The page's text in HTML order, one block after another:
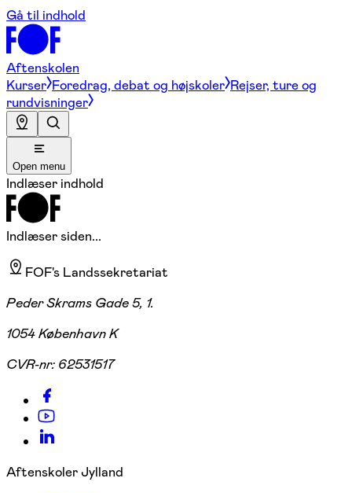
Gå til indhold
Aftenskolen
Kurser Foredrag, debat og højskoler Rejser, ture og
rundvisninger
Open menu
Indlæser indhold
Indlæser siden...
FOF's Landssekretariat
Peder Skrams Gade 5, 1.
1054 København K
CVR-nr: 62531517
Aftenskoler Jylland